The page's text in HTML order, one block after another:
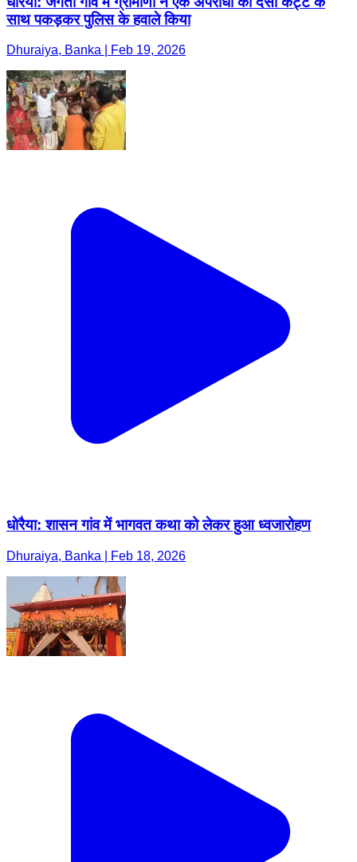
साथ पकड़कर पुलिस के हवाले किया
Dhuraiya, Banka | Feb 19, 2026
धोरैया: शासन गांव में भागवत कथा को लेकर हुआ ध्वजारोहण
Dhuraiya, Banka | Feb 18, 2026